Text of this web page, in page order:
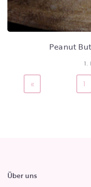
Peanut
1.
« 1
Über uns